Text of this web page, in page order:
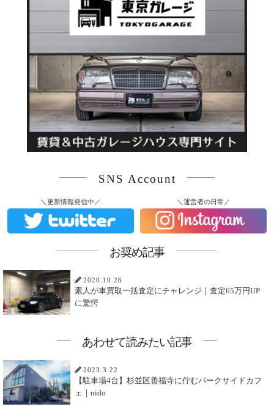
SNS Account
＼更新情報発信中／ ＼運営者の日常／
お奨め記事
2020.10.26
素人が車買取一括査定にチャレンジ｜査定65万円UP
に驚愕
あわせて読みたい記事
2023.3.22
【駐車場4台】杉並区善福寺に佇むパークサイドカフ
ェ｜nido